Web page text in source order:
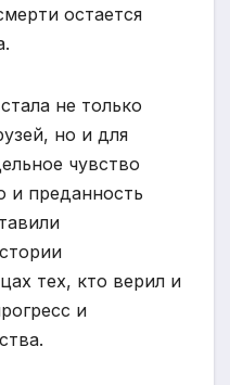
остается
не только
но и для
чувство
и преданность
тех, кто верил и
и